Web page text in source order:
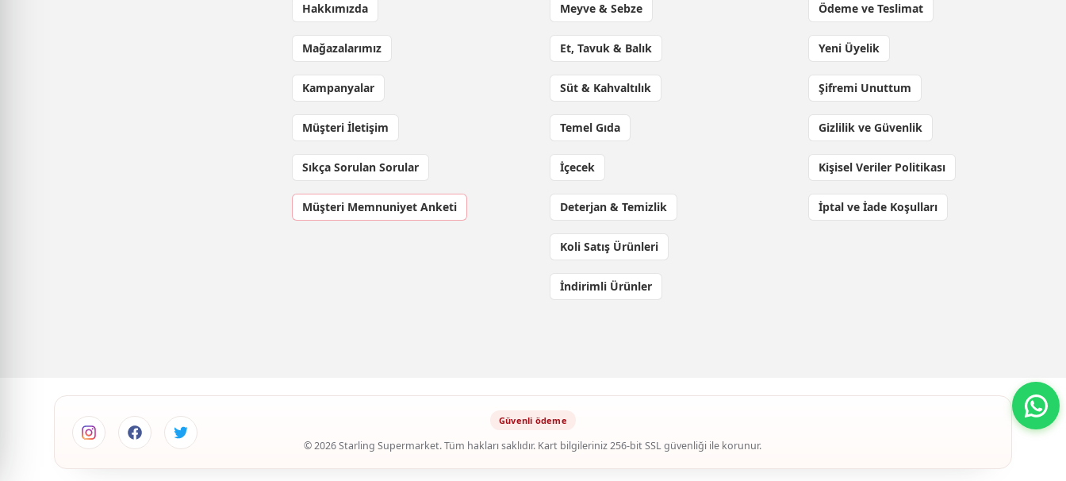
Hakkımızda
Mağazalarımız
Kampanyalar
Müşteri İletişim
Sıkça Sorulan Sorular
Müşteri Memnuniyet Anketi
Meyve & Sebze
Et, Tavuk & Balık
Süt & Kahvaltılık
Temel Gıda
İçecek
Deterjan & Temizlik
Koli Satış Ürünleri
İndirimli Ürünler
Ödeme ve Teslimat
Yeni Üyelik
Şifremi Unuttum
Gizlilik ve Güvenlik
Kişisel Veriler Politikası
İptal ve İade Koşulları
© 2026 Starling Supermarket. Tüm hakları saklıdır. Kart bilgileriniz 256-bit SSL güvenliği ile korunur.